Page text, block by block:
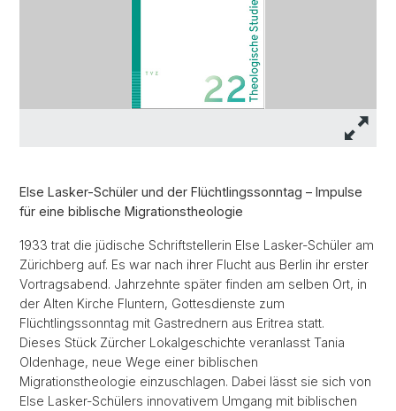
Else Lasker-Schüler und der Flüchtlingssonntag – Impulse
für eine biblische Migrationstheologie
1933 trat die jüdische Schriftstellerin Else Lasker-Schüler am
Zürichberg auf. Es war nach ihrer Flucht aus Berlin ihr erster
Vortragsabend. Jahrzehnte später finden am selben Ort, in
der Alten Kirche Fluntern, Gottesdienste zum
Flüchtlingssonntag mit Gastrednern aus Eritrea statt.
Dieses Stück Zürcher Lokalgeschichte veranlasst Tania
Oldenhage, neue Wege einer biblischen
Migrationstheologie einzuschlagen. Dabei lässt sie sich von
Else Lasker-Schülers innovativem Umgang mit biblischen